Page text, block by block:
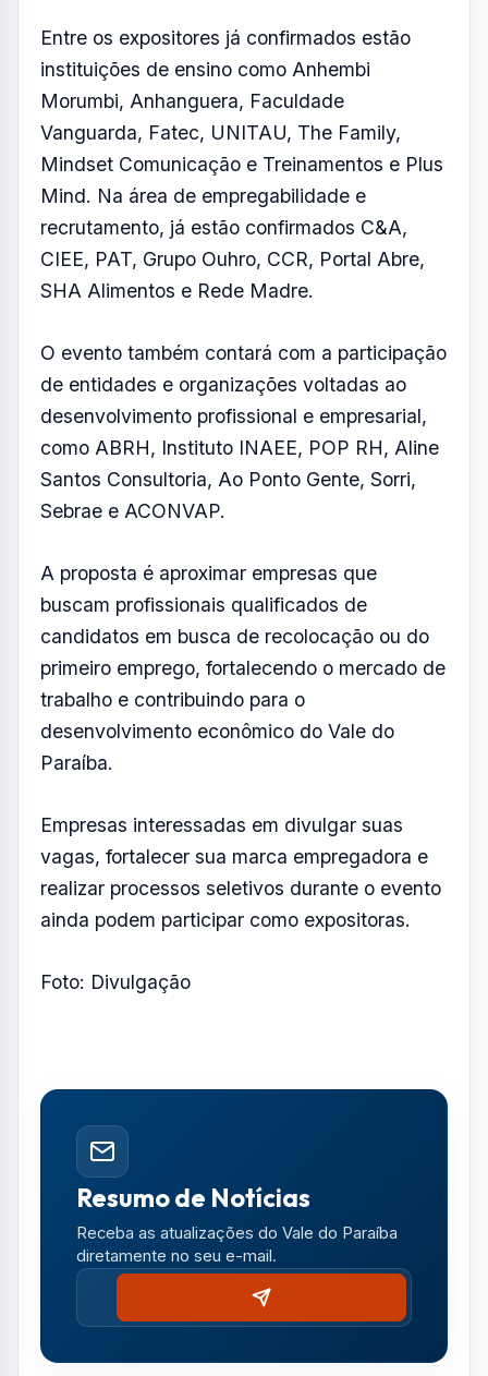
Entre os expositores já confirmados estão
instituições de ensino como Anhembi
Morumbi, Anhanguera, Faculdade
Vanguarda, Fatec, UNITAU, The Family,
Mindset Comunicação e Treinamentos e Plus
Mind. Na área de empregabilidade e
recrutamento, já estão confirmados C&A,
CIEE, PAT, Grupo Ouhro, CCR, Portal Abre,
SHA Alimentos e Rede Madre.
O evento também contará com a participação
de entidades e organizações voltadas ao
desenvolvimento profissional e empresarial,
como ABRH, Instituto INAEE, POP RH, Aline
Santos Consultoria, Ao Ponto Gente, Sorri,
Sebrae e ACONVAP.
A proposta é aproximar empresas que
buscam profissionais qualificados de
candidatos em busca de recolocação ou do
primeiro emprego, fortalecendo o mercado de
trabalho e contribuindo para o
desenvolvimento econômico do Vale do
Paraíba.
Empresas interessadas em divulgar suas
vagas, fortalecer sua marca empregadora e
realizar processos seletivos durante o evento
ainda podem participar como expositoras.
Foto: Divulgação
Resumo de Notícias
Receba as atualizações do Vale do Paraíba
diretamente no seu e-mail.